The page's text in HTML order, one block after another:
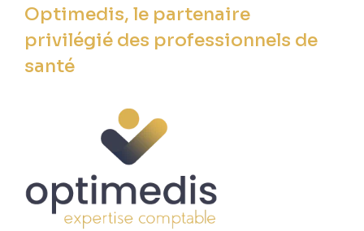
Optimedis, le partenaire
privilégié des professionnels de
santé